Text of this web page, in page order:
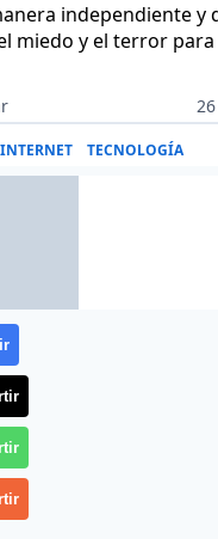
independiente y
miedo y el terror
INTERNET TECNOLOGÍA